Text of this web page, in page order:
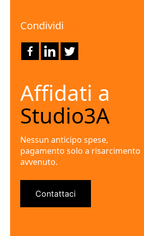
Condividi
Affidati a
Studio3A
Nessun anticipo spese,
pagamento solo a risarcimento
avvenuto.
Contattaci